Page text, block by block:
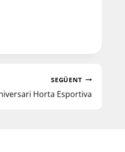
SEGÜENT
Horta Esportiva